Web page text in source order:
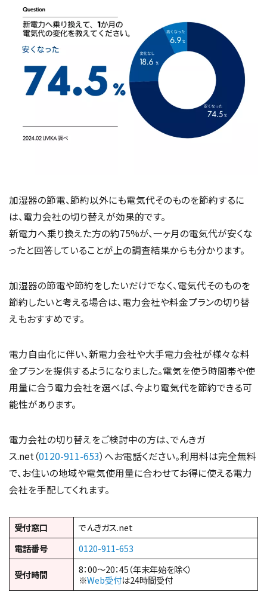
加湿器の節電、節約以外にも電気代そのものを節約するに
は、電力会社の切り替えが効果的です。
新電力へ乗り換えた方の約75%が、一ヶ月の電気代が安くな
ったと回答していることが上の調査結果からも分かります。
加湿器の節電や節約をしたいだけでなく、電気代そのものを
節約したいと考える場合は、電力会社や料金プランの切り替
えもおすすめです。
電力自由化に伴い、新電力会社や大手電力会社が様々な料
金プランを提供するようになりました。電気を使う時間帯や使
用量に合う電力会社を選べば、今より電気代を節約できる可
能性があります。
電力会社の切り替えをご検討中の方は、でんきガ
ス.net（0120-911-653）へお電話ください。利用料は完全無料
で、お住いの地域や電気使用量に合わせてお得に使える電力
会社を手配してくれます。
受付窓口
でんきガス.net
電話番号
0120-911-653
受付時間
8：00～20：45（年末年始を除く）
※Web受付は24時間受付